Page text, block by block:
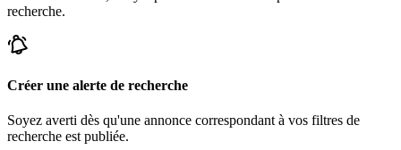
recherche.
Créer une alerte de recherche
Soyez averti dès qu'une annonce correspondant à vos filtres de
recherche est publiée.